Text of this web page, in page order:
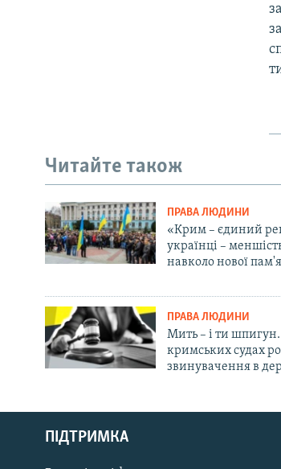
Русский
Qırımtatar
Читайте також
ПРАВА ЛЮДИНИ
«Крим – єдиний
українці –
навколо нової
ПРАВА ЛЮДИНИ
Мить – і ти
кримських судах
звинувачення в
ПІДТРИМКА